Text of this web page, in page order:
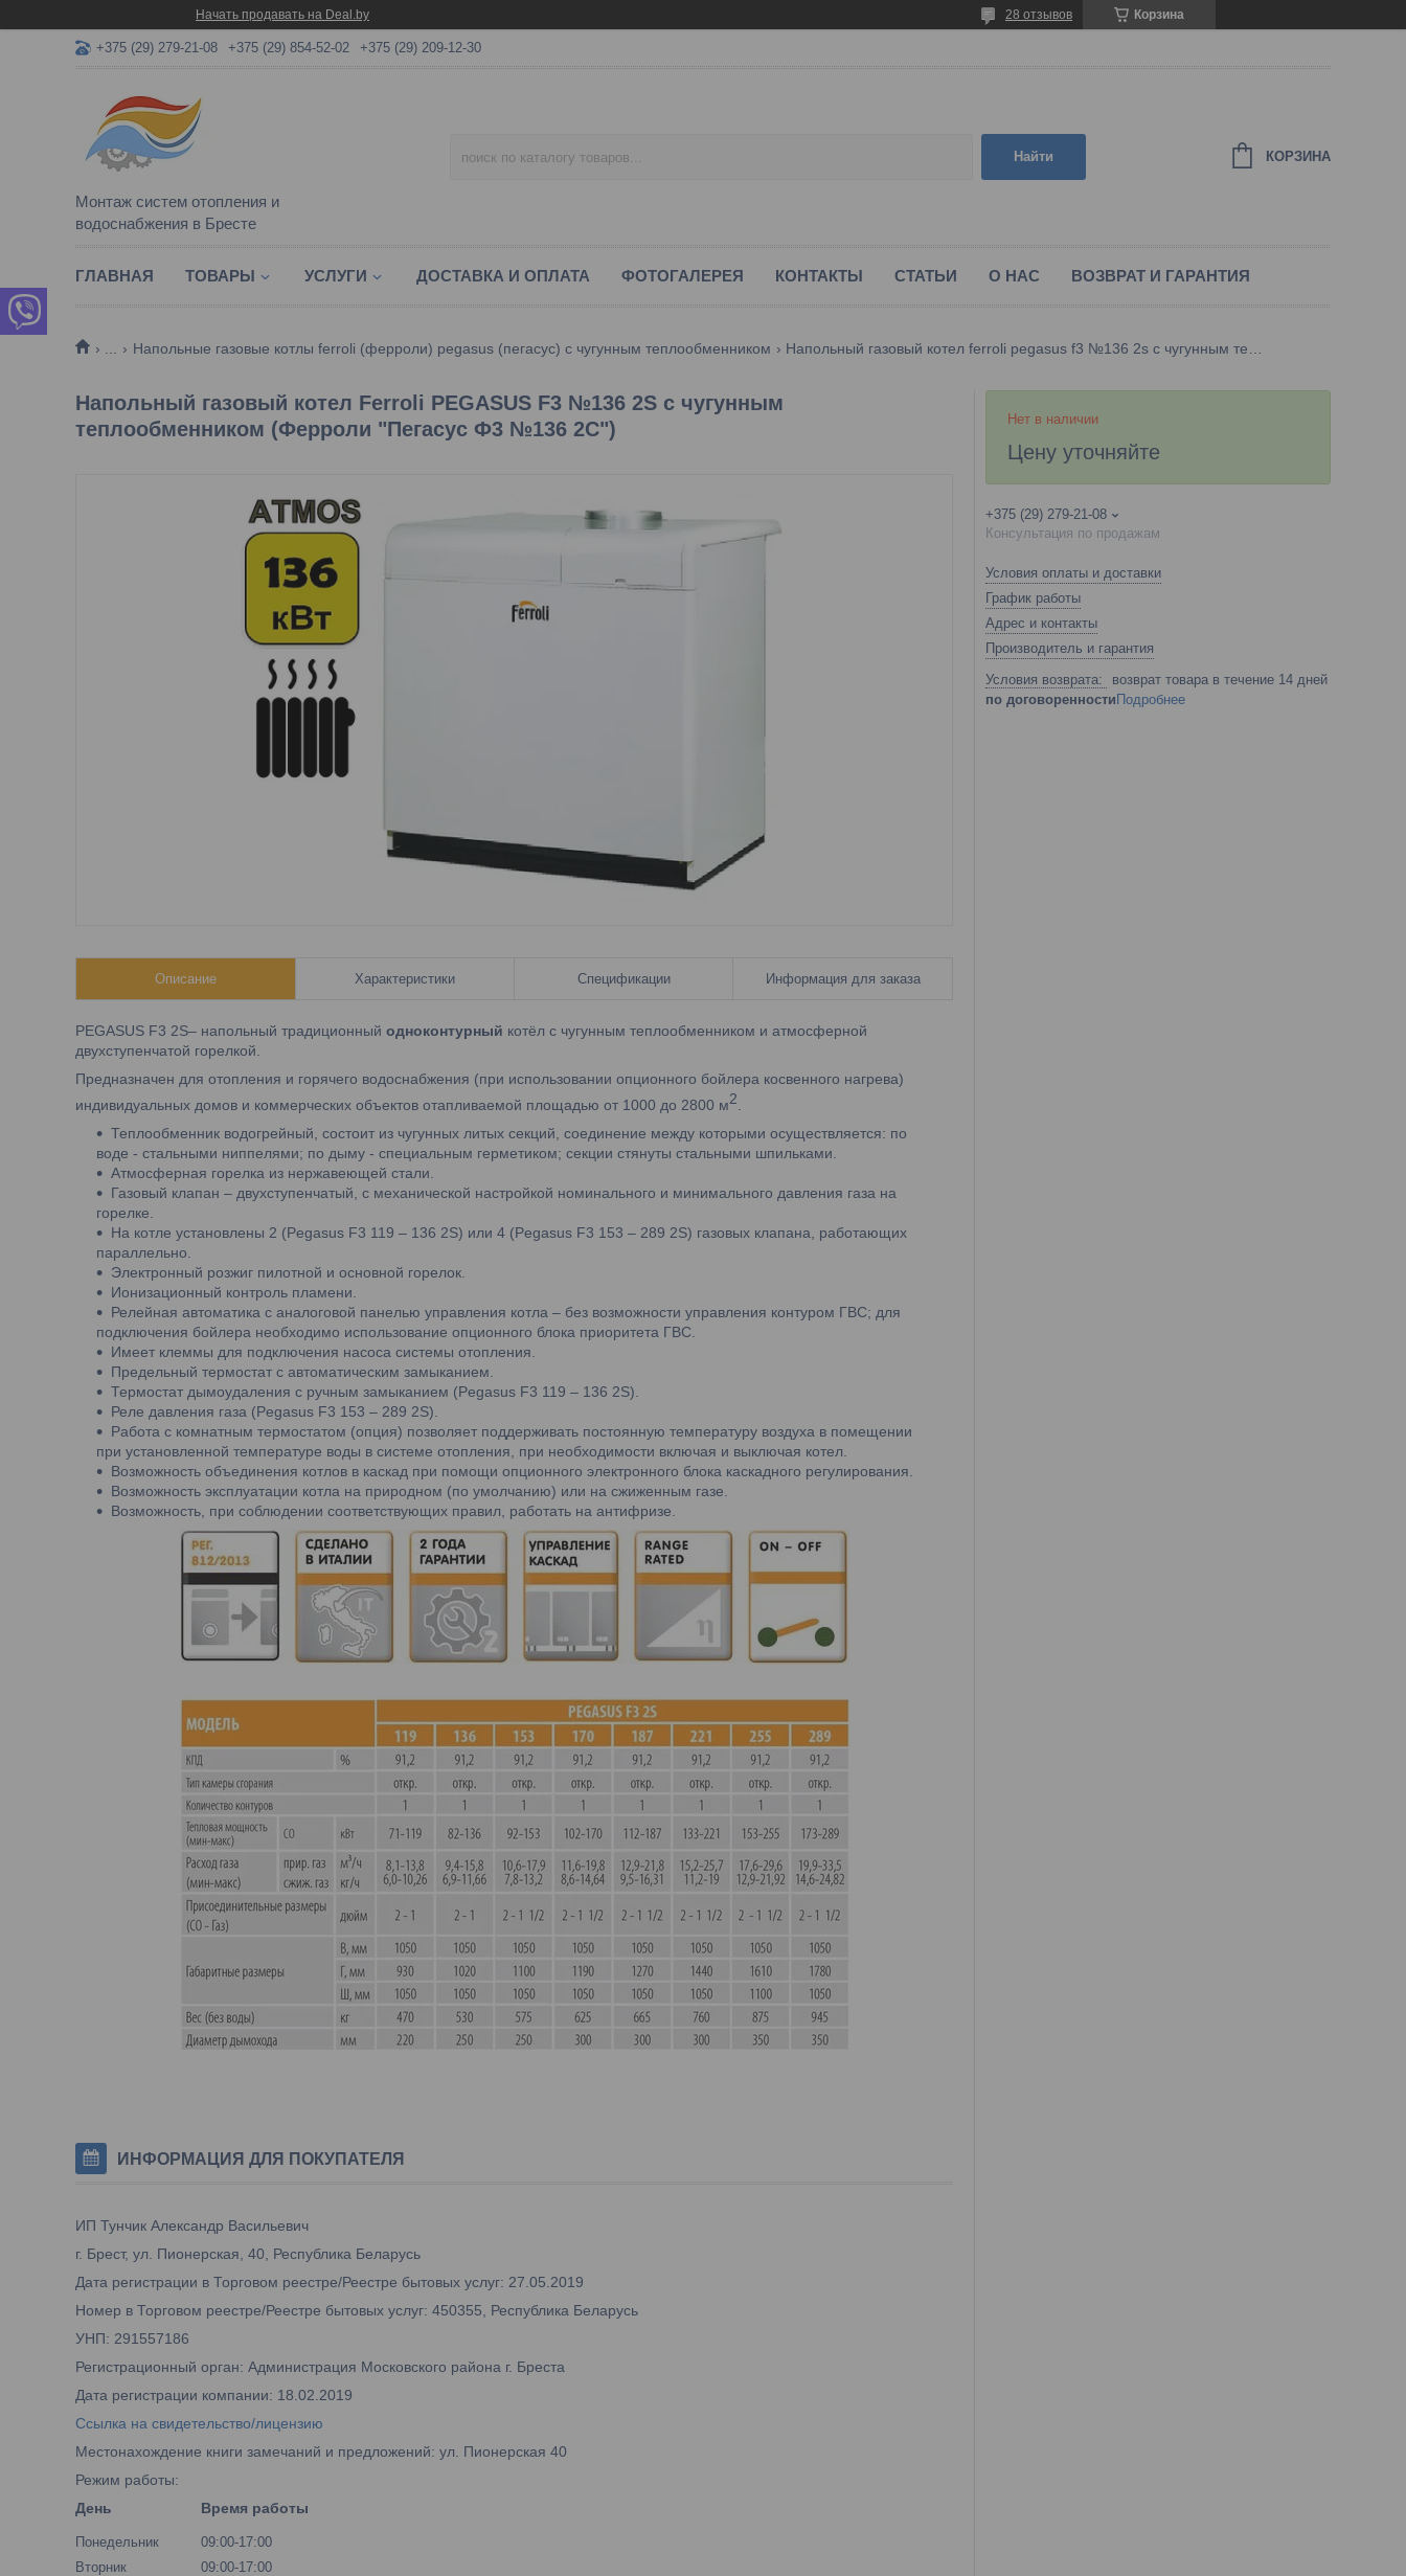
Начать продавать на Deal.by Корзина
28 отзывов
+375 (29) 279-21-08 +375 (29) 854-52-02 +375 (29) 209-12-30
Монтаж систем отопления и
водоснабжения в Бресте
Найти КОРЗИНА
ГЛАВНАЯ ТОВАРЫ УСЛУГИ ДОСТАВКА И ОПЛАТА ФОТОГАЛЕРЕЯ КОНТАКТЫ СТАТЬИ О НАС ВОЗВРАТ И ГАРАНТИЯ
Напольные газовые котлы ferroli (ферроли) pegasus (пегасус) с чугунным теплообменником
Напольный газовый котел Ferroli PEGASUS F3 №136 2S с чугунным
теплообменником (Ферроли "Пегасус Ф3 №136 2С")
Описание Характеристики Спецификации Информация для заказа
PEGASUS F3 2S– напольный традиционный одноконтурный котёл с чугунным теплообменником и атмосферной
двухступенчатой горелкой.
Предназначен для отопления и горячего водоснабжения (при использовании опционного бойлера косвенного нагрева)
индивидуальных домов и коммерческих объектов отапливаемой площадью от 1000 до 2800 м2
Теплообменник водогрейный, состоит из чугунных литых секций, соединение между которыми осуществляется: по
воде - стальными ниппелями; по дыму - специальным герметиком; секции стянуты стальными шпильками.
Атмосферная горелка из нержавеющей стали.
Газовый клапан – двухступенчатый, с механической настройкой номинального и минимального давления газа на
горелке.
На котле установлены 2 (Pegasus F3 119 – 136 2S) или 4 (Pegasus F3 153 – 289 2S) газовых клапана, работающих
параллельно.
Электронный розжиг пилотной и основной горелок.
Ионизационный контроль пламени.
Релейная автоматика с аналоговой панелью управления котла – без возможности управления контуром ГВС; для
подключения бойлера необходимо использование опционного блока приоритета ГВС.
Имеет клеммы для подключения насоса системы отопления.
Предельный термостат с автоматическим замыканием.
Термостат дымоудаления с ручным замыканием (Pegasus F3 119 – 136 2S).
Реле давления газа (Pegasus F3 153 – 289 2S).
Работа с комнатным термостатом (опция) позволяет поддерживать постоянную температуру воздуха в помещении
при установленной температуре воды в системе отопления, при необходимости включая и выключая котел.
Возможность объединения котлов в каскад при помощи опционного электронного блока каскадного регулирования.
Возможность эксплуатации котла на природном (по умолчанию) или на сжиженным газе.
Возможность, при соблюдении соответствующих правил, работать на антифризе.
ИНФОРМАЦИЯ ДЛЯ ПОКУПАТЕЛЯ
ИП Тунчик Александр Васильевич
г. Брест, ул. Пионерская, 40, Республика Беларусь
Дата регистрации в Торговом реестре/Реестре бытовых услуг: 27.05.2019
Номер в Торговом реестре/Реестре бытовых услуг: 450355, Республика Беларусь
УНП: 291557186
Регистрационный орган: Администрация Московского района г. Бреста
Дата регистрации компании: 18.02.2019
Ссылка на свидетельство/лицензию
Местонахождение книги замечаний и предложений: ул. Пионерская 40
Режим работы:
День
Время работы
Понедельник
09:00-17:00
Вторник
09:00-17:00
Нет в наличии
Цену уточняйте
+375 (29) 279-21-08
Консультация по продажам
Условия оплаты и доставки
График работы
Адрес и контакты
Производитель и гарантия
возврат товара в течение 14 дней
по договоренности Подробнее